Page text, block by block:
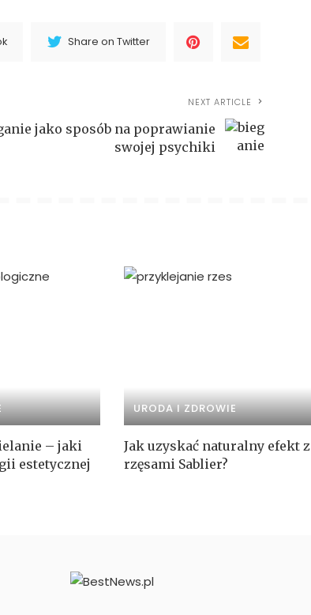
Share on Twitter
NEXT ARTICLE
jako sposób na poprawianie
swojej psychiki
– jaki
estetycznej
URODA I ZDROWIE
Jak uzyskać naturalny efekt z
rzęsami Sablier?